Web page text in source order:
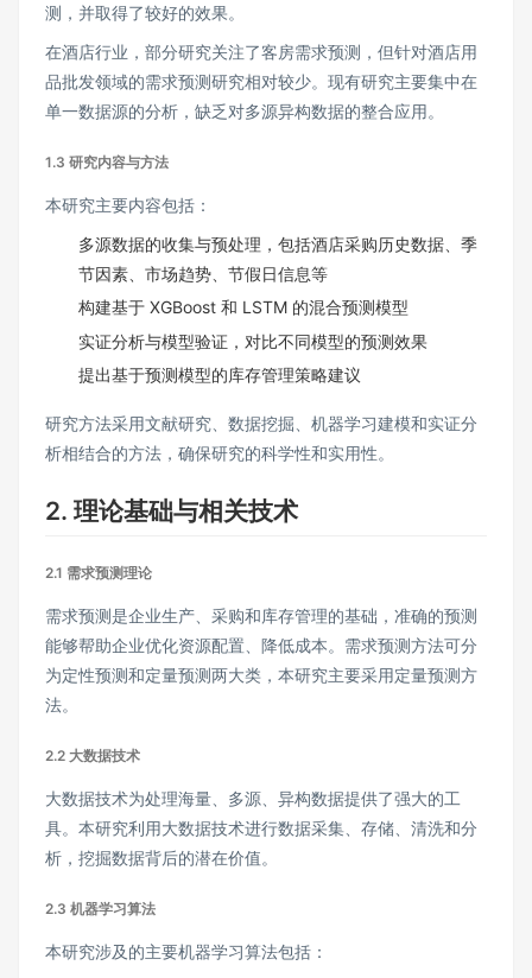
测，并取得了较好的效果。
在酒店行业，部分研究关注了客房需求预测，但针对酒店用
品批发领域的需求预测研究相对较少。现有研究主要集中在
单一数据源的分析，缺乏对多源异构数据的整合应用。
1.3 研究内容与方法
本研究主要内容包括：
多源数据的收集与预处理，包括酒店采购历史数据、季
节因素、市场趋势、节假日信息等
构建基于 XGBoost 和 LSTM 的混合预测模型
实证分析与模型验证，对比不同模型的预测效果
提出基于预测模型的库存管理策略建议
研究方法采用文献研究、数据挖掘、机器学习建模和实证分
析相结合的方法，确保研究的科学性和实用性。
2. 理论基础与相关技术
2.1 需求预测理论
需求预测是企业生产、采购和库存管理的基础，准确的预测
能够帮助企业优化资源配置、降低成本。需求预测方法可分
为定性预测和定量预测两大类，本研究主要采用定量预测方
法。
2.2 大数据技术
大数据技术为处理海量、多源、异构数据提供了强大的工
具。本研究利用大数据技术进行数据采集、存储、清洗和分
析，挖掘数据背后的潜在价值。
2.3 机器学习算法
本研究涉及的主要机器学习算法包括：